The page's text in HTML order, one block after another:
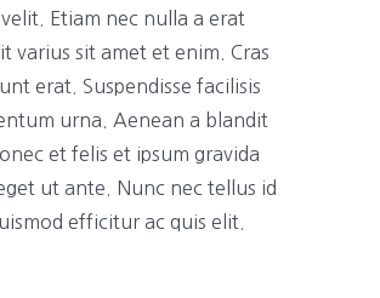
Etiam nec nulla a erat
varius sit amet et enim. Cras
erat. Suspendisse facilisis
urna. Aenean a blandit
et felis et ipsum gravida
ut ante. Nunc nec tellus id
efficitur ac quis elit.